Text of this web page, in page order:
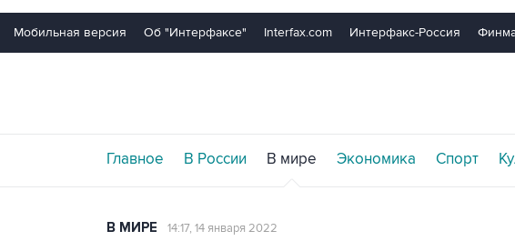
Мобильная версия Об "Интерфаксе" Interfax.com Интерфакс-Россия
Главное В России В мире Экономика Спорт
В МИРЕ 14:17, 14 января 2022